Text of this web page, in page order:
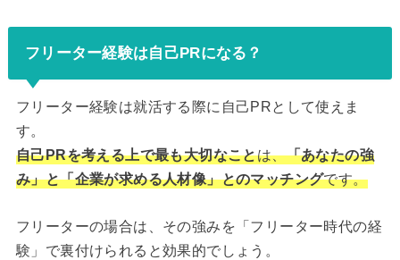
フリーター経験は自己PRになる？
フリーター経験は就活する際に自己PRとして使えま
す。
自己PRを考える上で最も大切なことは、「あなたの強
み」と「企業が求める人材像」とのマッチングです。
フリーターの場合は、その強みを「フリーター時代の経
験」で裏付けられると効果的でしょう。